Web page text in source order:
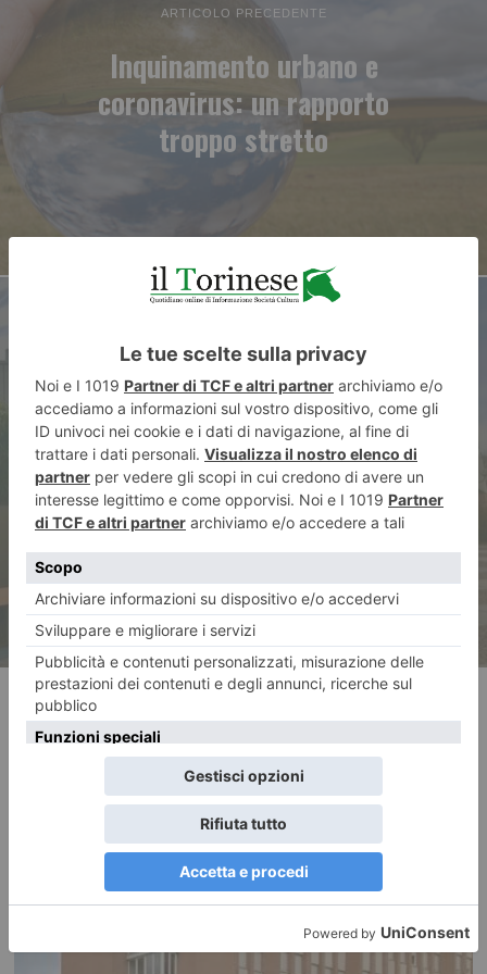
ARTICOLO PRECEDENTE
Inquinamento urbano e
coronavirus: un rapporto
troppo stretto
ARTICOLO SUCCESSIVO
I musei sono sui social, li visiti
da casa
RECENTI: